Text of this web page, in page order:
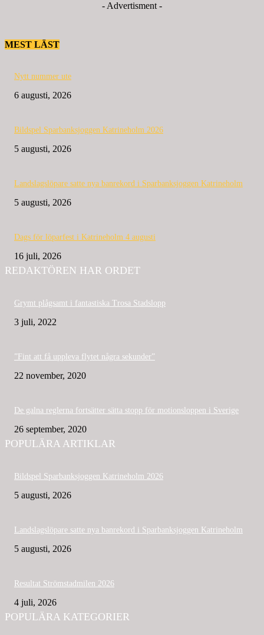
- Advertisment -
MEST LÄST
Nytt nummer ute
6 augusti, 2026
Bildspel Sparbanksjoggen Katrineholm 2026
5 augusti, 2026
Landslagslöpare satte nya banrekord i Sparbanksjoggen Katrineholm
5 augusti, 2026
Dags för löparfest i Katrineholm 4 augusti
16 juli, 2026
REDAKTÖREN HAR ORDET
Grymt plågsamt i fantastiska Trosa Stadslopp
3 juli, 2022
”Fint att få uppleva flytet några sekunder”
22 november, 2020
De galna reglerna fortsätter sätta stopp för motionsloppen i Sverige
26 september, 2020
POPULÄRA ARTIKLAR
Bildspel Sparbanksjoggen Katrineholm 2026
5 augusti, 2026
Landslagslöpare satte nya banrekord i Sparbanksjoggen Katrineholm
5 augusti, 2026
Resultat Strömstadmilen 2026
4 juli, 2026
POPULÄRA KATEGORIER